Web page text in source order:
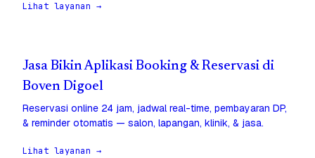
Lihat layanan →
Jasa Bikin Aplikasi Booking & Reservasi di
Boven Digoel
Reservasi online 24 jam, jadwal real-time, pembayaran DP,
& reminder otomatis — salon, lapangan, klinik, & jasa.
Lihat layanan →